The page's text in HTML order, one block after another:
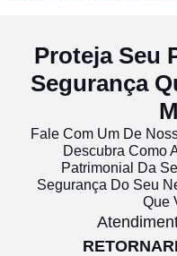
Proteja Seu
Segurança
Fale Com Um De
Descubra Como
Patrimonial Da
Segurança Do Seu
Que